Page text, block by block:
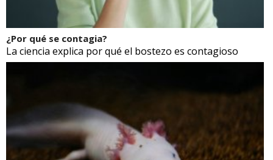
¿Por qué se contagia?
La ciencia explica por qué el bostezo es contagioso